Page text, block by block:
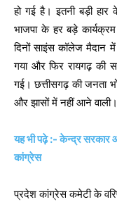
हो गई है। इतनी बड़ी
भाजपा के हर बड़े
दिनों साइंस कॉलेज मैदान
गया और फिर रायगढ़ की
गई। छत्तीसगढ़ की जनता
और झासों में नहीं आने वाली।
यह भी पढ़े :- केन्द्र सरकार
कांग्रेस
प्रदेश कांग्रेस कमेटी के